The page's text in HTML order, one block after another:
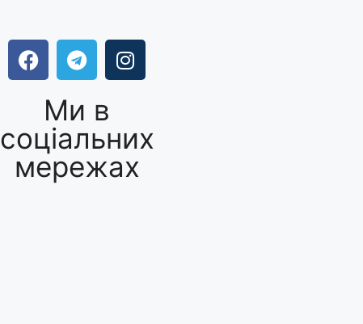
Ми в
соціальних
мережах